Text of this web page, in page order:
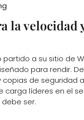
la velocidad
partido a su sitio de
para rendir.
copias de seguridad
carga líderes en el
ser.